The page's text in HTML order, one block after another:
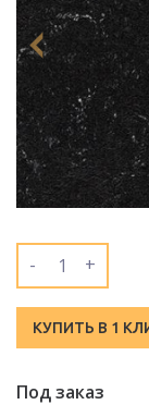
- +
КУПИТЬ В 1
Под заказ